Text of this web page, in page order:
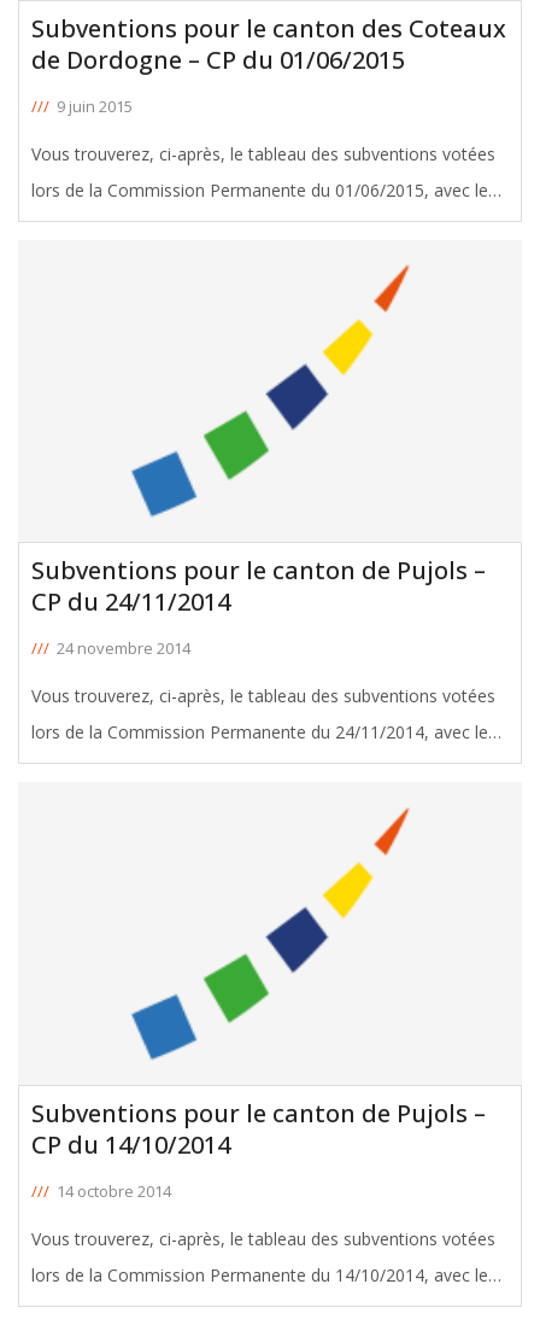
Subventions pour le canton des Coteaux
de Dordogne – CP du 01/06/2015
/// 9 juin 2015
Vous trouverez, ci-après, le tableau des subventions votées
lors de la Commission Permanente du 01/06/2015, avec le
soutien de Liliane Poivert et Jacques Breillat, Conseillers
départementaux du canton des Coteaux de Dordogne.
Subventions pour le canton de Pujols –
CP du 24/11/2014
/// 24 novembre 2014
Vous trouverez, ci-après, le tableau des subventions votées
lors de la Commission Permanente du 24/11/2014, avec le
soutien de Liliane Poivert, Conseillère Générale de Pujols.
Subventions pour le canton de Pujols –
CP du 14/10/2014
/// 14 octobre 2014
Vous trouverez, ci-après, le tableau des subventions votées
lors de la Commission Permanente du 14/10/2014, avec le
soutien de Liliane Poivert, Conseillère Générale de Pujols.